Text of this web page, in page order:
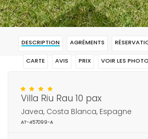
DESCRIPTION AGRÉMENTS
CARTE AVIS PRIX VOIR LES
Villa Riu Rau 10 pax
Javea, Costa Blanca, Espagne
AT-457099-A